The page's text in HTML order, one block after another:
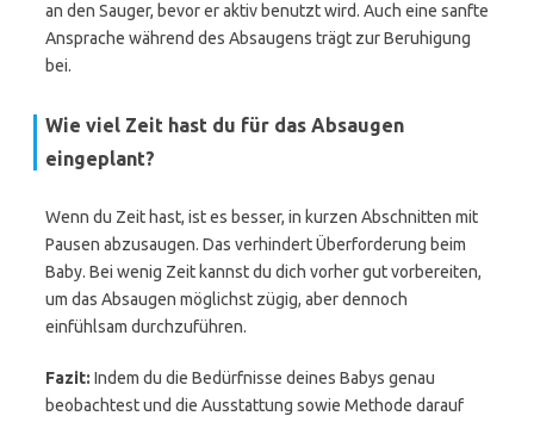
an den Sauger, bevor er aktiv benutzt wird. Auch eine sanfte
Ansprache während des Absaugens trägt zur Beruhigung
bei.
Wie viel Zeit hast du für das Absaugen
eingeplant?
Wenn du Zeit hast, ist es besser, in kurzen Abschnitten mit
Pausen abzusaugen. Das verhindert Überforderung beim
Baby. Bei wenig Zeit kannst du dich vorher gut vorbereiten,
um das Absaugen möglichst zügig, aber dennoch
einfühlsam durchzuführen.
Fazit: Indem du die Bedürfnisse deines Babys genau
beobachtest und die Ausstattung sowie Methode darauf